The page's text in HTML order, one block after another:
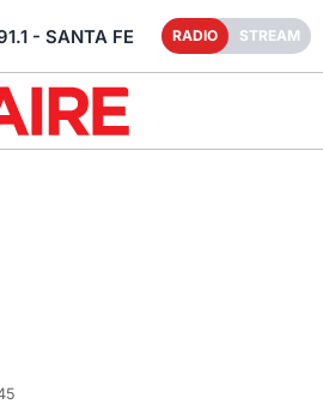
- SANTA FE RADIO STREAM